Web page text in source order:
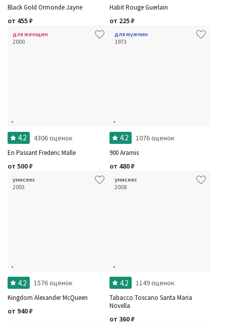
Black Gold Ormonde Jayne
от 455₽
Habit Rouge Guerlain
от 225₽
для женщин
2000
4.2 4306 оценок
En Passant Frederic Malle
от 500₽
для мужчин
1973
4.2 1076 оценок
900 Aramis
от 480₽
унисекс
2003
4.2 1576 оценок
Kingdom Alexander McQueen
от 940₽
унисекс
2008
4.2 1149 оценок
Tabacco Toscano Santa Maria
Novella
от 360₽